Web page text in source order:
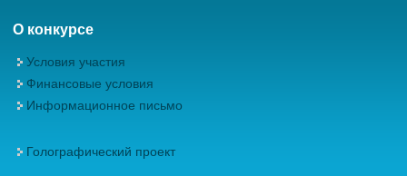
О конкурсе
Условия участия
Финансовые условия
Информационное письмо
Голографический проект